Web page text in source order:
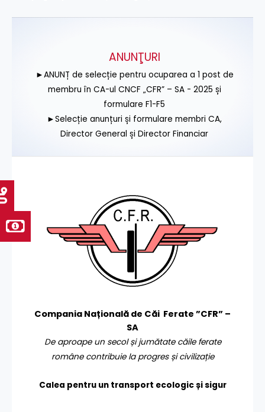
ANUNŢURI
►ANUNȚ de selecție pentru ocuparea a 1 post de
membru în CA-ul CNCF „CFR” – SA - 2025 și
formulare F1-F5
►Selecție anunțuri și formulare membri CA,
Director General și Director Financiar
Compania Națională de Căi Ferate ”CFR” –
SA
De aproape un secol și jumătate căile ferate
române contribuie la progres și civilizație
Calea pentru un transport ecologic și sigur